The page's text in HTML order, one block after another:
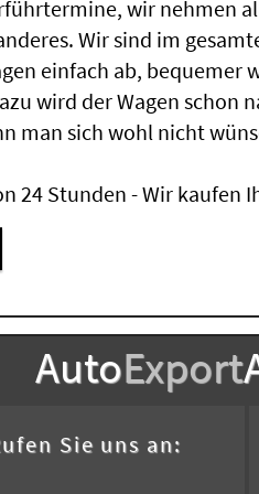
wir nehmen
Wir sind im
einfach ab, bequemer
wird der Wagen schon
man sich wohl nicht
24 Stunden - Wir kaufen
AutoExport
Sie uns an: